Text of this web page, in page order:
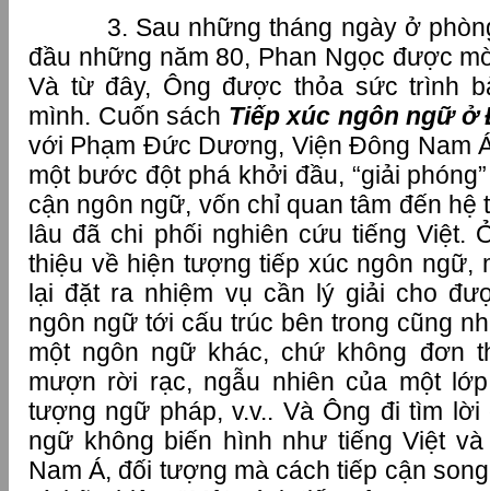
3. Sau những tháng ngày ở
đầu những năm 80, Phan Ngọc được
Và từ đây, Ông được thỏa sức trình
mình. Cuốn sách Tiếp xúc ngôn ngữ ở
với Phạm Đức Dương, Viện Đông Nam
một bước đột phá khởi đầu, “giải
cận ngôn ngữ, vốn chỉ quan tâm đến hệ
lâu đã chi phối nghiên cứu tiếng Việt.
thiệu về hiện tượng tiếp xúc ngôn ngữ,
lại đặt ra nhiệm vụ cần lý giải cho
ngôn ngữ tới cấu trúc bên trong cũng
một ngôn ngữ khác, chứ không đơn
mượn rời rạc, ngẫu nhiên của một
tượng ngữ pháp, v.v.. Và Ông đi tìm
ngữ không biến hình như tiếng Việt
Nam Á, đối tượng mà cách tiếp cận